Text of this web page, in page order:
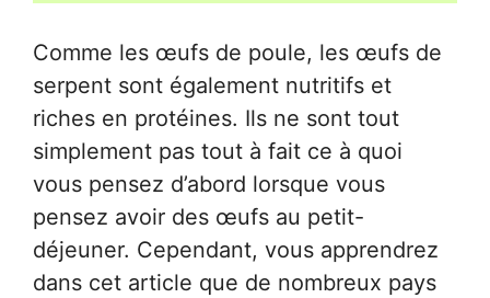
Comme les œufs de poule, les œufs de
serpent sont également nutritifs et
riches en protéines. Ils ne sont tout
simplement pas tout à fait ce à quoi
vous pensez d’abord lorsque vous
pensez avoir des œufs au petit-
déjeuner. Cependant, vous apprendrez
dans cet article que de nombreux pays